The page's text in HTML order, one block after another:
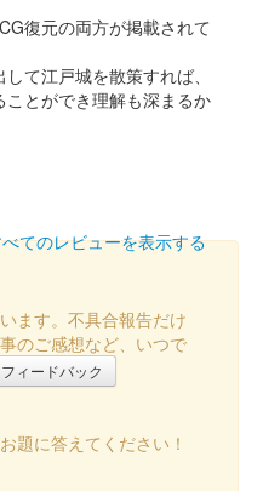
売された大阪・関西万博の公
姫路市の公式キャラクター
御城印・フレーム・説明書き
売された大阪・関西万博の公
姫路市の公式キャラクター
御城印・フレーム・説明書き
復元の両方が掲載されて
て江戸城を散策すれば、
とができ理解も深まるか
てのレビューを表示する
ます。不具合報告だけ
のご感想など、いつで
フィードバック
題に答えてください！